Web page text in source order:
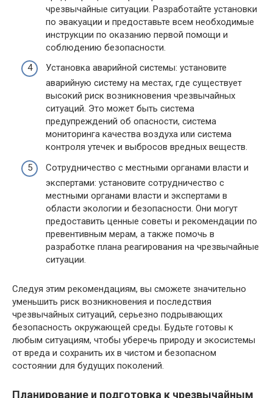
чрезвычайные ситуации. Разработайте установки
по эвакуации и предоставьте всем необходимые
инструкции по оказанию первой помощи и
соблюдению безопасности.
Установка аварийной системы: установите
аварийную систему на местах, где существует
высокий риск возникновения чрезвычайных
ситуаций. Это может быть система
предупреждений об опасности, система
мониторинга качества воздуха или система
контроля утечек и выбросов вредных веществ.
Сотрудничество с местными органами власти и
экспертами: установите сотрудничество с
местными органами власти и экспертами в
области экологии и безопасности. Они могут
предоставить ценные советы и рекомендации по
превентивным мерам, а также помочь в
разработке плана реагирования на чрезвычайные
ситуации.
Следуя этим рекомендациям, вы сможете значительно
уменьшить риск возникновения и последствия
чрезвычайных ситуаций, серьезно подрывающих
безопасность окружающей среды. Будьте готовы к
любым ситуациям, чтобы уберечь природу и экосистемы
от вреда и сохранить их в чистом и безопасном
состоянии для будущих поколений.
Планирование и подготовка к чрезвычайным